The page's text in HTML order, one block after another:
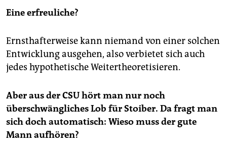
ENDSPURT IM MACHTKAMPF
Am kommenden Wochenende wählt die CSU, die das
Land seit Jahrzehnten mit absoluter Mehrheit regiert,
einen neuen Parteivorsitzenden. Damit geht - aller
Voraussicht nach - die lange, erfolgreiche Ära von
Ministerpräsident und seit 1999 auch CSU-Chef war.
Der große Patriarch wurde im Januar zum Rückzug
aus seinen Ämtern gedrängt. Zuvor hatte die Fürther
Landrätin Gabriele Pauli eine "Stoiber muss weg!"-
Kampagne gestartet und Bespitzelungsvorwürfe
Eine erfreuliche?
Ernsthafterweise kann niemand von einer solchen
Entwicklung ausgehen, also verbietet sich auch
jedes hypothetische Weitertheoretisieren.
Aber aus der CSU hört man nur noch
überschwängliches Lob für Stoiber. Da fragt man
sich doch automatisch: Wieso muss der gute
Mann aufhören?